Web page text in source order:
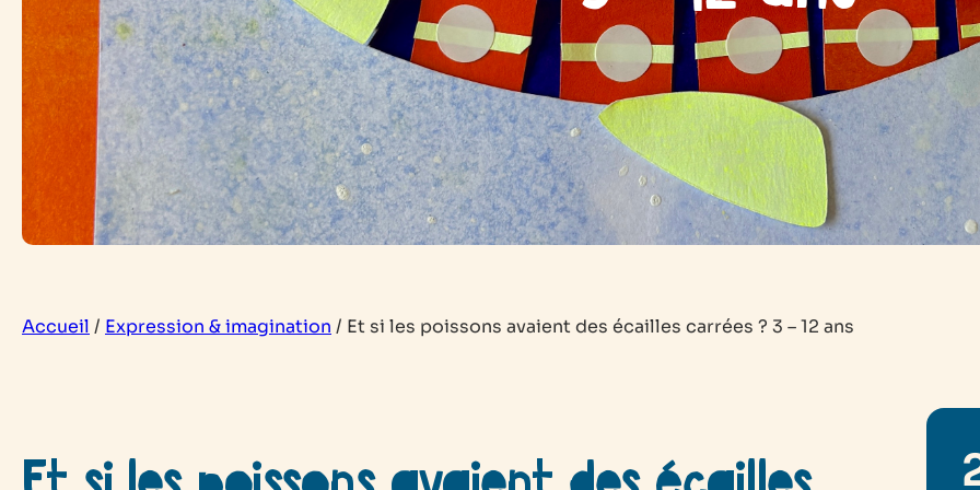
Accueil / Expression & imagination / Et si les poissons avaient des écailles carrées ? 3 – 12 ans